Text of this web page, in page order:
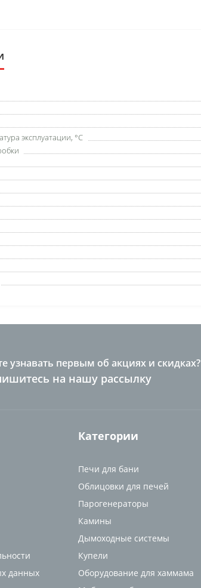
эксплуатации, °C
узнавать первым об акциях и скидках?
на нашу рассылку
данных
Категории
Печи для бани
Облицовки для печей
Парогенераторы
Камины
Дымоходные системы
Купели
Оборудование для хаммама